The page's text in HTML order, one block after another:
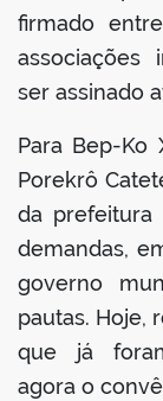
firmado
associações
ser assinado
Para Bep-Ko
Porekrô
da prefeitura
demandas,
governo
pautas. Hoje,
que já
agora o